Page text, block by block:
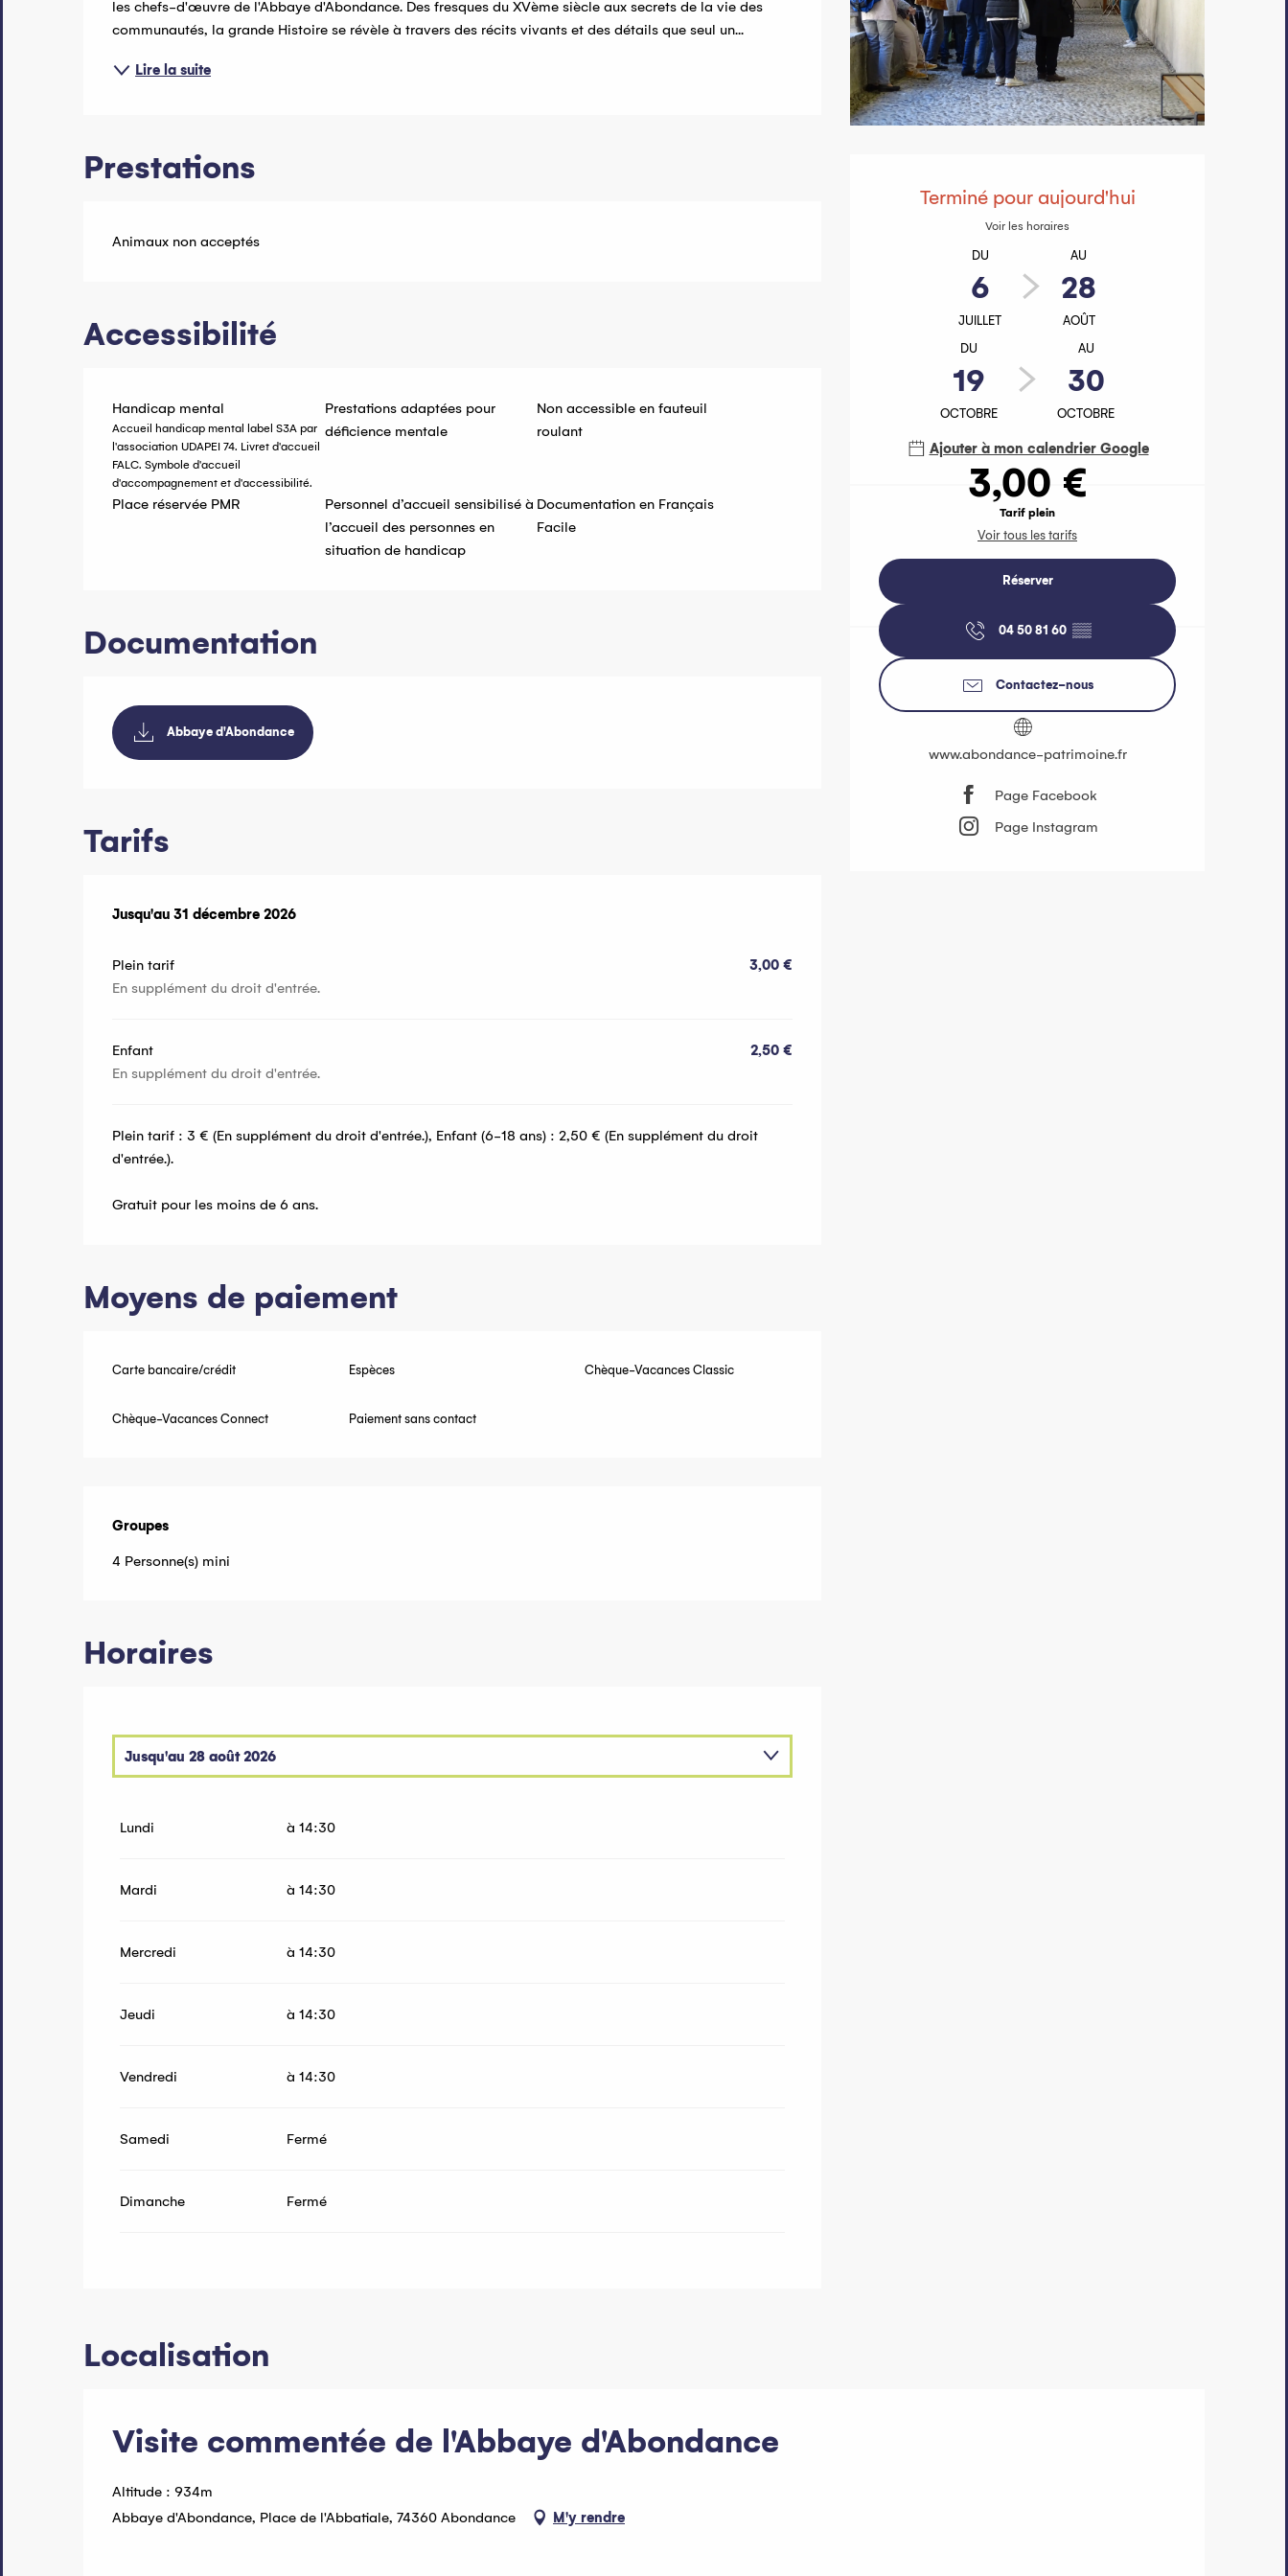
Ouverture et
Terminé pour aujourd'hui
Voir les horaires
DU
6
JUILLET
AU
28
AOÛT
DU
19
OCTOBRE
AU
30
OCTOBRE
Ajouter à mon calendrier Google
3,00 €
Tarif plein
Voir tous les tarifs
Réserver
04 50 81 60 ▒▒
Contactez-nous
www.abondance-patrimoine.fr
Page Facebook
Page Instagram
les chefs-d'œuvre de l'Abbaye d'Abondance. Des fresques du XVème siècle aux secrets de la vie des
communautés, la grande Histoire se révèle à travers des récits vivants et des détails que seul un...
Lire la suite
Prestations
Animaux non acceptés
Accessibilité
Handicap mental
Accueil handicap mental label S3A par
l'association UDAPEI 74. Livret d'accueil
FALC. Symbole d'accueil
d'accompagnement et d'accessibilité.
Prestations adaptées pour
déficience mentale
Non accessible en fauteuil
roulant
Place réservée PMR
Personnel d’accueil sensibilisé à
l’accueil des personnes en
situation de handicap
Documentation en Français
Facile
Documentation
Abbaye d'Abondance
Tarifs
Du22 décembre 2025 au31 décembre 2026
Jusqu'au 31 décembre 2026
Plein tarif
En supplément du droit d'entrée.
3,00 €
Enfant
En supplément du droit d'entrée.
2,50 €
Plein tarif : 3 € (En supplément du droit d'entrée.), Enfant (6-18 ans) : 2,50 € (En supplément du droit
d'entrée.).
Gratuit pour les moins de 6 ans.
Moyens de paiement
Carte bancaire/crédit Espèces Chèque-Vacances Classic
Chèque-Vacances Connect Paiement sans contact
Groupes
Groupes
4 Personne(s) mini
Horaires
Jusqu'au 28 août 2026
Lundi à 14:30
Mardi à 14:30
Mercredi à 14:30
Jeudi à 14:30
Vendredi à 14:30
Samedi Fermé
Dimanche Fermé
Localisation
Visite commentée de l'Abbaye d'Abondance
Altitude : 934m
Abbaye d'Abondance, Place de l'Abbatiale, 74360 Abondance
M'y rendre